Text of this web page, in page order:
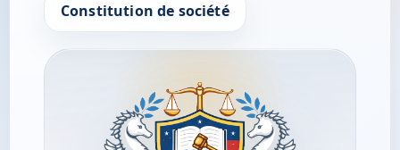
Constitution de société